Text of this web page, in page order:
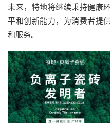
未来，特地将继续秉持健康
平和创新能力，为消费者提
和服务。